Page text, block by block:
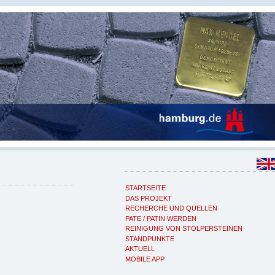
STARTSEITE
DAS PROJEKT
RECHERCHE UND QUELLEN
PATE / PATIN WERDEN
REINIGUNG VON STOLPERSTEINEN
STANDPUNKTE
AKTUELL
MOBILE APP